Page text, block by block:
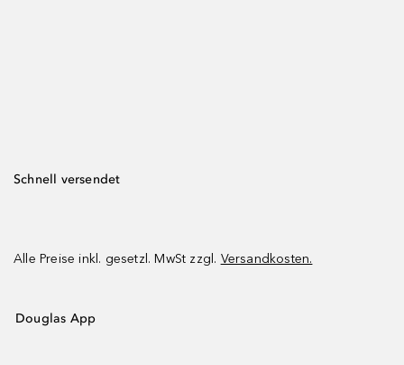
Schnell versendet
Alle Preise inkl. gesetzl. MwSt zzgl. Versandkosten.
Douglas App